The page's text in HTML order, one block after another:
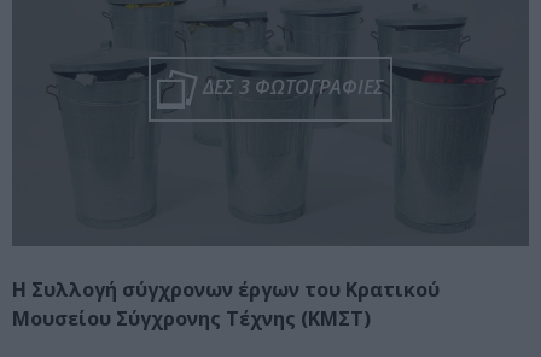
ΔΕΣ 3 ΦΩΤΟΓΡΑΦΙΕΣ
Η Συλλογή σύγχρονων έργων του Κρατικού
Μουσείου Σύγχρονης Τέχνης (ΚΜΣΤ)